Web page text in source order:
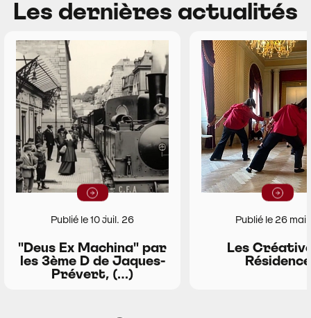
Les dernières actualités
Lire la suite
Publié le 10 juil. 26
"Deus Ex Machina" par
les 3ème D de Jaques-
Prévert, (…)
Lire la
Publié le 26 mai
Les
Résidence